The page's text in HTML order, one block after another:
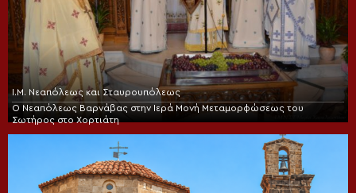
Ι.Μ. Νεαπόλεως και Σταυρουπόλεως
Ο Νεαπόλεως Βαρνάβας στην Ιερά Μονή Μεταμορφώσεως του
Σωτήρος στο Χορτιάτη